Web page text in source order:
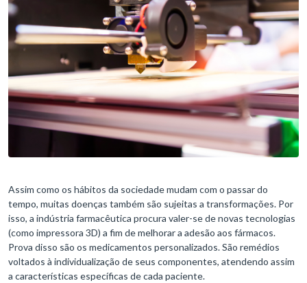
Assim como os hábitos da sociedade mudam com o passar do
tempo, muitas doenças também são sujeitas a transformações. Por
isso, a indústria farmacêutica procura valer-se de novas tecnologias
(como impressora 3D) a fim de melhorar a adesão aos fármacos.
Prova disso são os medicamentos personalizados. São remédios
voltados à individualização de seus componentes, atendendo assim
a características específicas de cada paciente.